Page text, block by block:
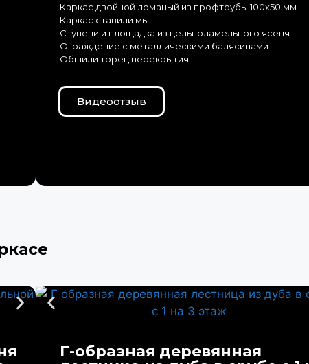
Каркас двойной ломаный из профтрубы 100х50 мм.
Каркас ставили мы.
Ступени и площадка из цельноламельного ясеня.
Ограждение с металлическими балясинами.
Обшили торец перекрытия
Видеоотзыв
Г-образная деревянная